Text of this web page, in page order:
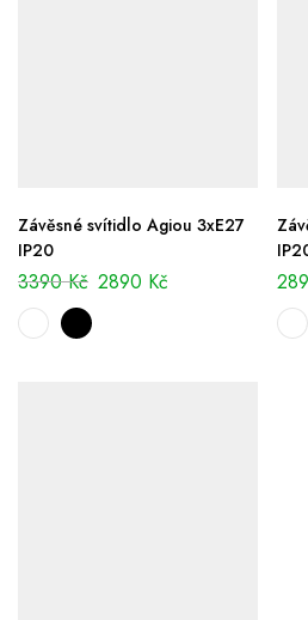
Závěsné svítidlo Agiou 3xE27
IP20
3390Kč 2890 Kč